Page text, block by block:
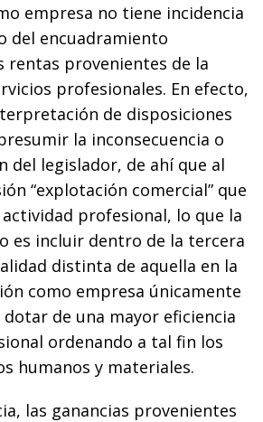
empresa no tiene incidencia
del encuadramiento
rentas provenientes de la
profesionales. En efecto,
de disposiciones
la inconsecuencia o
del legislador, de ahí que al
“explotación comercial” que
profesional, lo que la
es incluir dentro de la tercera
distinta de aquella en la
como empresa únicamente
de una mayor eficiencia
ordenando a tal fin los
humanos y materiales.
las ganancias provenientes